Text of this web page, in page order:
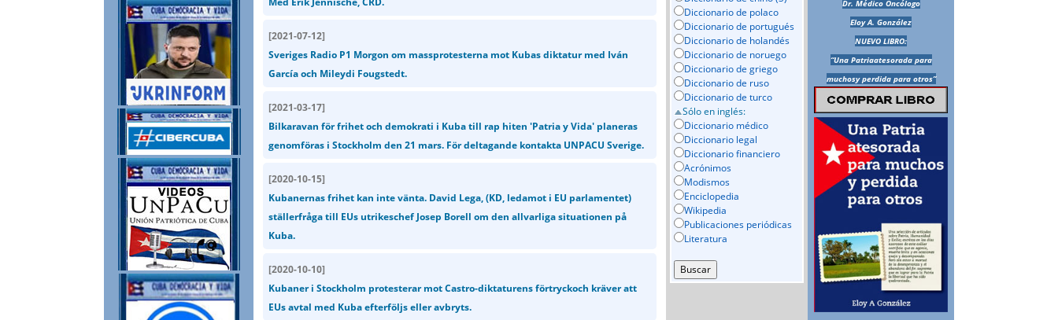
[2021-07-12]
Sveriges Radio P1 Morgon om massprotesterna mot Kubas diktatur med Iván
García och Mileydi Fougstedt.
[2021-03-17]
Bilkaravan för frihet och demokrati i Kuba till rap hiten 'Patria y Vida' planeras
genomföras i Stockholm den 21 mars. För deltagande kontakta UNPACU Sverige.
[2020-10-15]
Kubanernas frihet kan inte vänta. David Lega, (KD, ledamot i EU parlamentet)
ställerfråga till EUs utrikeschef Josep Borell om den allvarliga situationen på
Kuba.
[2020-10-10]
Kubaner i Stockholm protesterar mot Castro-diktaturens förtryckoch kräver att
EUs avtal med Kuba efterföljs eller avbryts.
Diccionario de polaco
Diccionario de portugués
Diccionario de holandés
Diccionario de noruego
Diccionario de griego
Diccionario de ruso
Diccionario de turco
Sólo en inglés:
Diccionario médico
Diccionario legal
Diccionario financiero
Acrónimos
Modismos
Enciclopedia
Wikipedia
Publicaciones periódicas
Literatura
Dr. Médico Oncólogo
Eloy A. González
NUEVO LIBRO:
“Una Patriaatesorada para
muchosy perdida para otros”